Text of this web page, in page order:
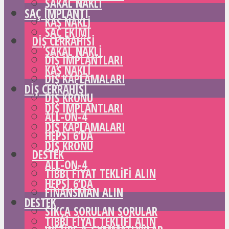
SAKAL NAKLI
KAŞ NAKLI
DIŞ CERRAHISI
DIŞ IMPLANTLARI
DIŞ KAPLAMALARI
DIŞ KRONU
ALL-ON-4
HEPSI 6’DA
DESTEK
TIBBI FIYAT TEKLIFI ALIN
FINANSMAN ALIN
SIKÇA SORULAN SORULAR
SAÇ IMPLANTI
SAÇ EKIMI
SAKAL NAKLI
KAŞ NAKLI
DIŞ CERRAHISI
DIŞ IMPLANTLARI
DIŞ KAPLAMALARI
DIŞ KRONU
ALL-ON-4
HEPSI 6’DA
DESTEK
TIBBI FIYAT TEKLIFI ALIN